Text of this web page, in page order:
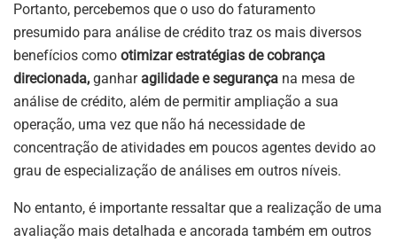
Portanto, percebemos que o uso do faturamento
presumido para análise de crédito traz os mais diversos
benefícios como otimizar estratégias de cobrança
direcionada, ganhar agilidade e segurança na mesa de
análise de crédito, além de permitir ampliação a sua
operação, uma vez que não há necessidade de
concentração de atividades em poucos agentes devido ao
grau de especialização de análises em outros níveis.
No entanto, é importante ressaltar que a realização de uma
avaliação mais detalhada e ancorada também em outros